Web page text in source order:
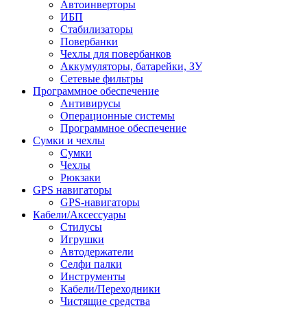
Автоинверторы
ИБП
Стабилизаторы
Повербанки
Чехлы для повербанков
Аккумуляторы, батарейки, ЗУ
Сетевые фильтры
Программное обеспечение
Антивирусы
Операционные системы
Программное обеспечение
Сумки и чехлы
Сумки
Чехлы
Рюкзаки
GPS навигаторы
GPS-навигаторы
Кабели/Аксессуары
Стилусы
Игрушки
Автодержатели
Селфи палки
Инструменты
Кабели/Переходники
Чистящие средства